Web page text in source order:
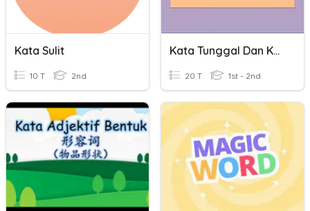
Kata Sulit
10 T 2nd
Kata Tunggal Dan Kata Majmuk Tingkatan 4
20 T 1st - 2nd